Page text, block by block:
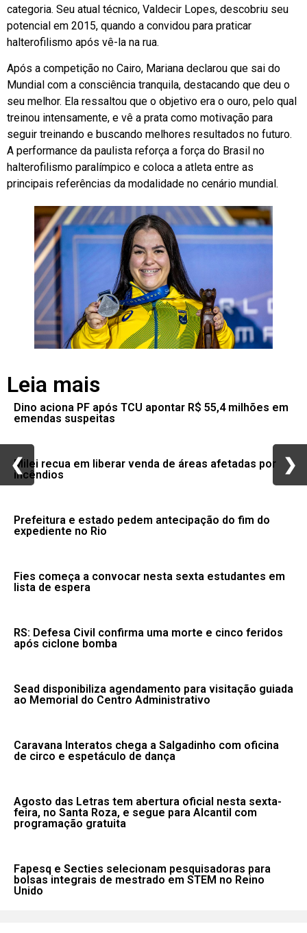
categoria. Seu atual técnico, Valdecir Lopes, descobriu seu
potencial em 2015, quando a convidou para praticar
halterofilismo após vê-la na rua.
Após a competição no Cairo, Mariana declarou que sai do
Mundial com a consciência tranquila, destacando que deu o
seu melhor. Ela ressaltou que o objetivo era o ouro, pelo qual
treinou intensamente, e vê a prata como motivação para
seguir treinando e buscando melhores resultados no futuro.
A performance da paulista reforça a força do Brasil no
halterofilismo paralímpico e coloca a atleta entre as
principais referências da modalidade no cenário mundial.
Leia mais
Dino aciona PF após TCU apontar R$ 55,4 milhões em
emendas suspeitas
Milei recua em liberar venda de áreas afetadas por
incêndios
Prefeitura e estado pedem antecipação do fim do
expediente no Rio
Fies começa a convocar nesta sexta estudantes em
lista de espera
RS: Defesa Civil confirma uma morte e cinco feridos
após ciclone bomba
Sead disponibiliza agendamento para visitação guiada
ao Memorial do Centro Administrativo
Caravana Interatos chega a Salgadinho com oficina
de circo e espetáculo de dança
Agosto das Letras tem abertura oficial nesta sexta-
feira, no Santa Roza, e segue para Alcantil com
programação gratuita
Fapesq e Secties selecionam pesquisadoras para
bolsas integrais de mestrado em STEM no Reino
Unido
❮ ❯
❮ ❯